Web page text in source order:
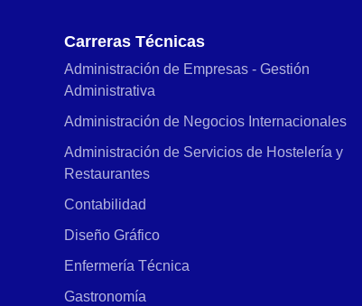
Carreras Técnicas
Administración de Empresas - Gestión
Administrativa
Administración de Negocios Internacionales
Administración de Servicios de Hostelería y
Restaurantes
Contabilidad
Diseño Gráfico
Enfermería Técnica
Gastronomía